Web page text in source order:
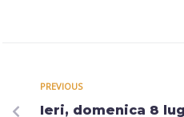
PREVIOUS
Ieri, domenica 8